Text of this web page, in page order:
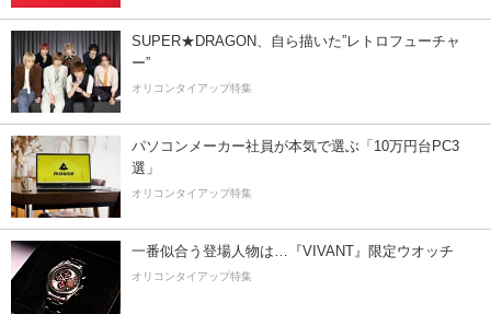
SUPER★DRAGON、自ら描いた”レトロフューチャ
ー”
オリコンタイアップ特集
パソコンメーカー社員が本気で選ぶ「10万円台PC3
選」
オリコンタイアップ特集
一番似合う登場人物は…『VIVANT』限定ウオッチ
オリコンタイアップ特集